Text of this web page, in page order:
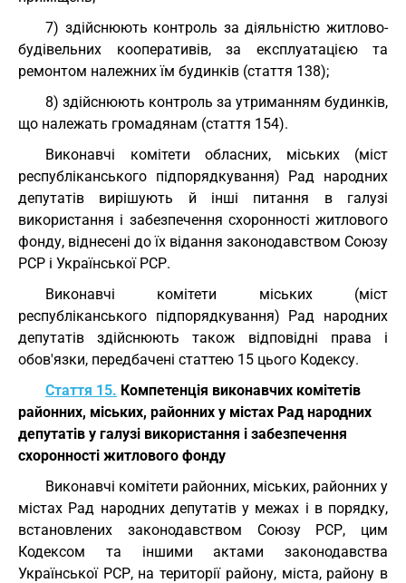
7) здійснюють контроль за діяльністю житлово-
будівельних кооперативів, за експлуатацією та
ремонтом належних їм будинків (стаття 138);
8) здійснюють контроль за утриманням будинків,
що належать громадянам (стаття 154).
Виконавчі комітети обласних, міських (міст
республіканського підпорядкування) Рад народних
депутатів вирішують й інші питання в галузі
використання і забезпечення схоронності житлового
фонду, віднесені до їх відання законодавством Союзу
РСР і Української РСР.
Виконавчі комітети міських (міст
республіканського підпорядкування) Рад народних
депутатів здійснюють також відповідні права і
обов'язки, передбачені статтею 15 цього Кодексу.
Стаття 15. Компетенція виконавчих комітетів
районних, міських, районних у містах Рад народних
депутатів у галузі використання і забезпечення
схоронності житлового фонду
Виконавчі комітети районних, міських, районних у
містах Рад народних депутатів у межах і в порядку,
встановлених законодавством Союзу РСР, цим
Кодексом та іншими актами законодавства
Української РСР, на території району, міста, району в